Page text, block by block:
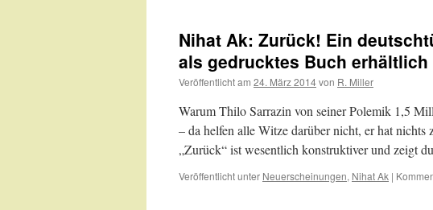
Nihat Ak: Zurück! Ein
als gedrucktes Buch erhältlich
Veröffentlicht am 24. März 2014von R. Miller
Warum Thilo Sarrazin von seiner Polemik 1,5
– da helfen alle Witze darüber nicht, er hat
„Zurück“ ist wesentlich konstruktiver und zeigt
Veröffentlicht unter Neuerscheinungen, Nihat Ak |